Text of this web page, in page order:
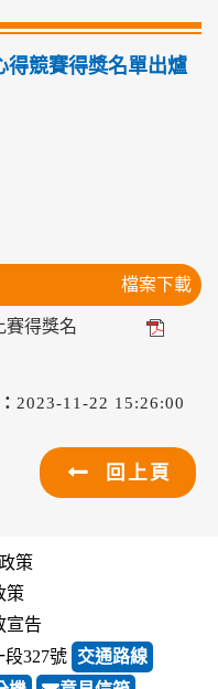
得競賽得獎名單出爐
檔案下載
賽得獎名
2023-11-22 15:26:00
回上頁
策
策
宣告
段327號 交通路線